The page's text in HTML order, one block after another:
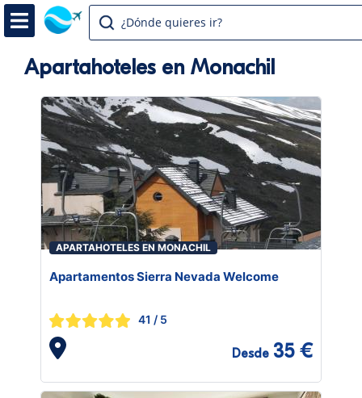
¿Dónde quieres ir?
Apartahoteles en Monachil
APARTAHOTELES EN MONACHIL
Apartamentos Sierra Nevada Welcome
41 / 5
Desde 35 €